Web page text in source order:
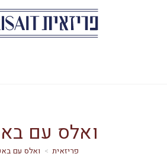
ואלס עם
> ואלס עם